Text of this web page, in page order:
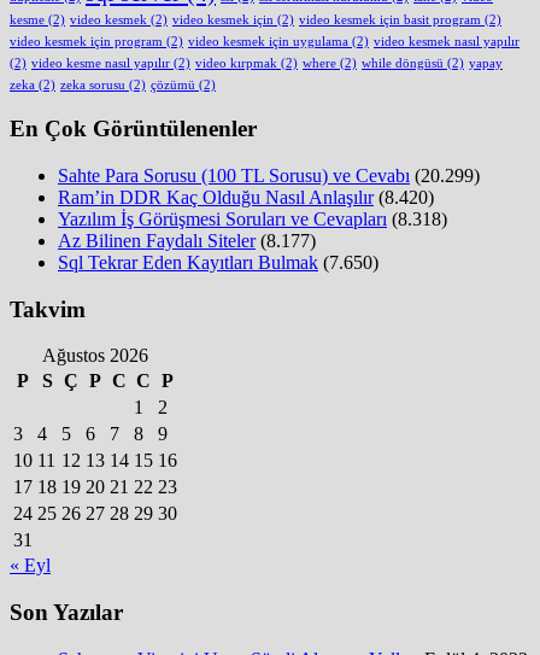
kesme (2) video kesmek (2) video kesmek için (2) video kesmek için basit program (2)
video kesmek için program (2) video kesmek için uygulama (2) video kesmek nasıl yapılır
(2) video kesme nasıl yapılır (2) video kırpmak (2) where (2) while döngüsü (2) yapay
zeka (2) zeka sorusu (2) çözümü (2)
En Çok Görüntülenenler
Sahte Para Sorusu (100 TL Sorusu) ve Cevabı (20.299)
Ram’in DDR Kaç Olduğu Nasıl Anlaşılır (8.420)
Yazılım İş Görüşmesi Soruları ve Cevapları (8.318)
Az Bilinen Faydalı Siteler (8.177)
Sql Tekrar Eden Kayıtları Bulmak (7.650)
Takvim
Ağustos 2026
P
S Ç P C C P
1
2
3
4 5 6 7 8
9
10 11 12 13 14 15 16
17 18 19 20 21 22 23
24 25 26 27 28 29 30
31
« Eyl
Son Yazılar